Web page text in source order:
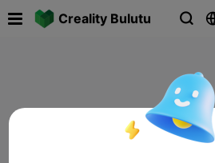
Creality Bulutu 